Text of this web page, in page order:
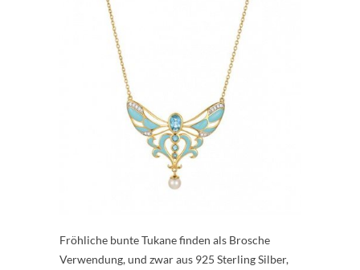
Fröhliche bunte Tukane finden als Brosche
Verwendung, und zwar aus 925 Sterling Silber,